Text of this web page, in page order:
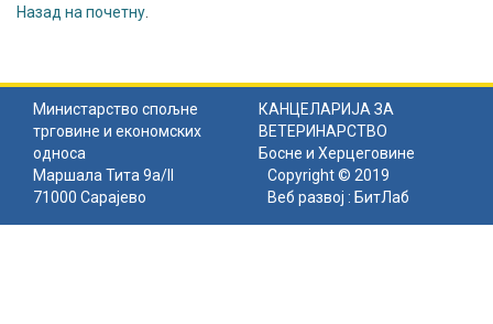
Назад на почетну
Министарство спољне
трговине и економских
односа
КАНЦЕЛАРИЈА ЗА
ВЕТЕРИНАРСТВО
Босне и Херцеговине
Маршала Тита 9а/II
71000 Сарајево
Copyright © 2019
Веб развој : БитЛаб